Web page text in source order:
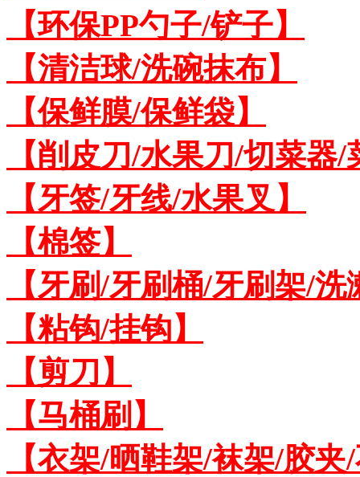
【环保PP勺子/铲子】
【清洁球/洗碗抹布】
【保鲜膜/保鲜袋】
【削皮刀/水果刀/切菜器
【牙签/牙线/水果叉】
【棉签】
【牙刷/牙刷桶/牙刷架/洗
【粘钩/挂钩】
【剪刀】
【马桶刷】
【衣架/晒鞋架/袜架/胶